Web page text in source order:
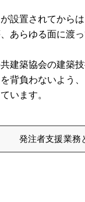
設置されてから
あらゆる面に渡
共建築協会の建築
背負わないよう
います。
発注者支援業務